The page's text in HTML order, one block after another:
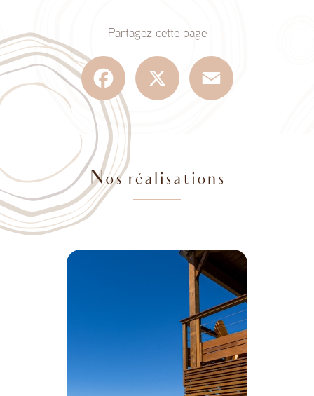
Partagez cette page
Facebook
Nos réalisations